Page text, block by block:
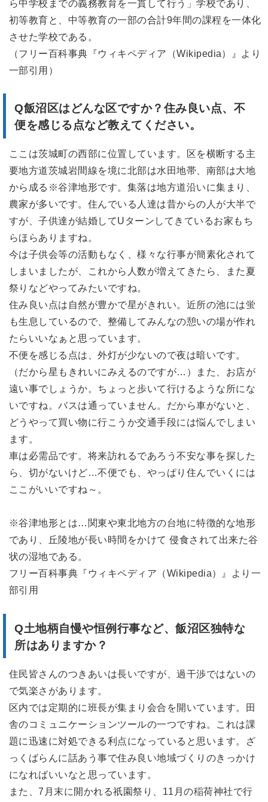
ら中学校までの義務教育を一貫して行う」学校であり、
初等教育と、中等教育の一部の合計9年間の課程を一体化
させた学校である。
（フリー百科事典『ウィキペディア（Wikipedia）』より
一部引用）
Q飯沼区はどんな区ですか？ 住み良い点、不
便を感じる点など教えてください。
ここは茨城町の西部に位置しています。区を横断する主
要地方道茨城岩間線を境に北部は水田地帯、南部は大地
から成る※谷津地形です。集落は地方道沿いに集まり、
農家が多いです。住んでいる人達は昔からの人が大半で
すが、子供達が結婚してUターンしてきているお家もち
らほらありますね。
今は子供会等の活動もなく、様々な行事が簡素化されて
しまいましたが、これから人数が増えてきたら、また夏
祭りなどやってみたいですね。
住み良い点は自然が豊かで星がきれい。近所の池には蛍
も生息しているので、整備してみんなの憩いの場が作れ
たらいいなぁと思っています。
不便を感じる点は、外灯が少ないので夜は暗いです。
（だから星もきれいにみえるのですが…）また、お店が
遠い事でしょうか。ちょっと歩いて行けるような所にな
いですね。バスは通っていません。だから車がないと、
どうやって買い物に行こうか交通手段には悩んでしまい
ます。
車は必需品です。将来訪れるであろう不安な事を探した
ら、切がないけど…不便でも、やっぱり住んでいくには
ここがいいですね～。
※谷津地形とは…関東や東北地方の台地に特徴的な地形
であり、丘陵地が長い時間をかけて 侵食されて出来た谷
状の湿地である。
フリー百科事典『ウィキペディア（Wikipedia）』より一
部引用
Q土地柄自慢や恒例行事など、飯沼区独特な
所はありますか？
住民皆さんのつきあいは長いですが、過干渉ではないの
で気楽さがあります。
区内では定期的に班長が集まり会合を開いています。田
舎のコミュニケーションツールの一つですね。これは課
題に迅速に対処できる利点になっていると思います。ざ
っくばらんに話あう事で住み良い地域づくりのきっかけ
になればいいなと思っています。
また、7月末に開かれる祇園祭り、11月の稲荷神社で行